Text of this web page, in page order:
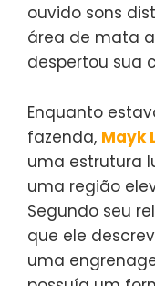
ouvido sons
área de mata
despertou sua
Enquanto
fazenda, Mayk
uma estrutura
uma região
Segundo seu
que ele
uma